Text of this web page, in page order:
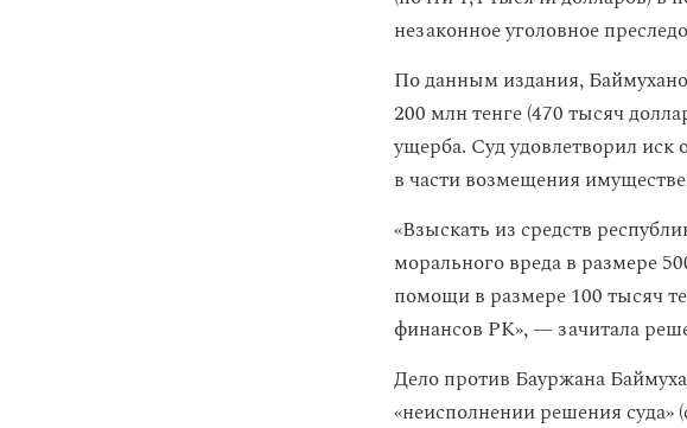
незаконное уголовное
По данным издания,
200 млн тенге (470 тысяч
ущерба. Суд удовлетворил иск
в части возмещения
«Взыскать из средств
морального вреда в размере
помощи в размере 100 тысяч
финансов РК», — зачитала
Дело против Бауржана
«неисполнении решения суда»